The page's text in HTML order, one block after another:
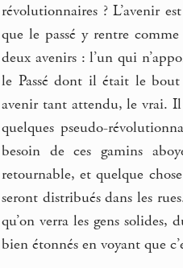
révolutionnaires ? L’avenir
que le passé y rentre
deux avenirs : l’un qui
le Passé dont il était le
avenir tant attendu, le vrai. Il
quelques pseudo-
besoin de ces gamins
retournable, et quelque
seront distribués dans les
qu’on verra les gens
bien étonnés en voyant que